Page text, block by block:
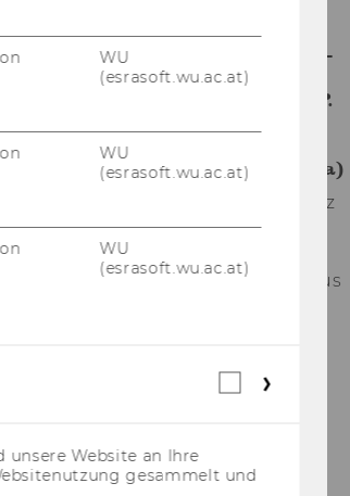
Vortrag
von Univ.-
Prof. Dr.
Markus P.
(Columbia)
Am 12. März
be­grüß­ten
Prof. Mar­kus
Universität
WU
(esrasoft.wu.ac.at)
WU
(esrasoft.wu.ac.at)
WU
(esrasoft.wu.ac.at)
Webstatistik
unsere Website an Ihre
gesammelt und